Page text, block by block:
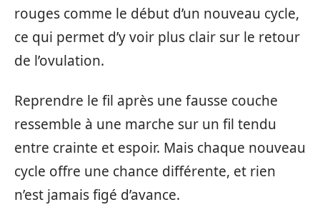
rouges comme le début d’un nouveau cycle,
ce qui permet d’y voir plus clair sur le retour
de l’ovulation.
Reprendre le fil après une fausse couche
ressemble à une marche sur un fil tendu
entre crainte et espoir. Mais chaque nouveau
cycle offre une chance différente, et rien
n’est jamais figé d’avance.